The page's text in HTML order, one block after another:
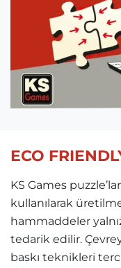
ECO
KS Games
kullanılarak
hammaddeler
tedarik edilir.
baskı teknikleri